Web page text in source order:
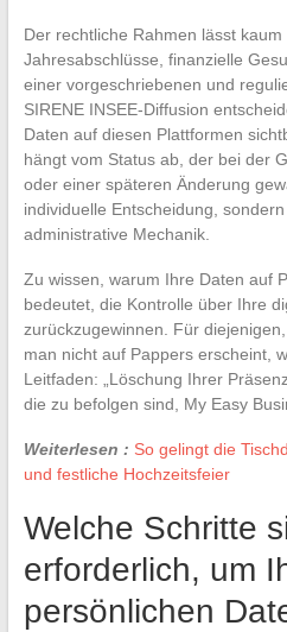
Der rechtliche Rahmen lässt kaum
Jahresabschlüsse, finanzielle
einer vorgeschriebenen und
SIRENE INSEE-Diffusion
Daten auf diesen Plattformen
hängt vom Status ab, der bei der
oder einer späteren Änderung
individuelle Entscheidung,
administrative Mechanik.
Zu wissen, warum Ihre Daten auf
bedeutet, die Kontrolle über Ihre
zurückzugewinnen. Für
man nicht auf Pappers erscheint,
Leitfaden: „Löschung Ihrer
die zu befolgen sind, My Easy
Weiterlesen : So gelingt die
und festliche Hochzeitsfeier
Welche Schritte
erforderlich, um
persönlichen